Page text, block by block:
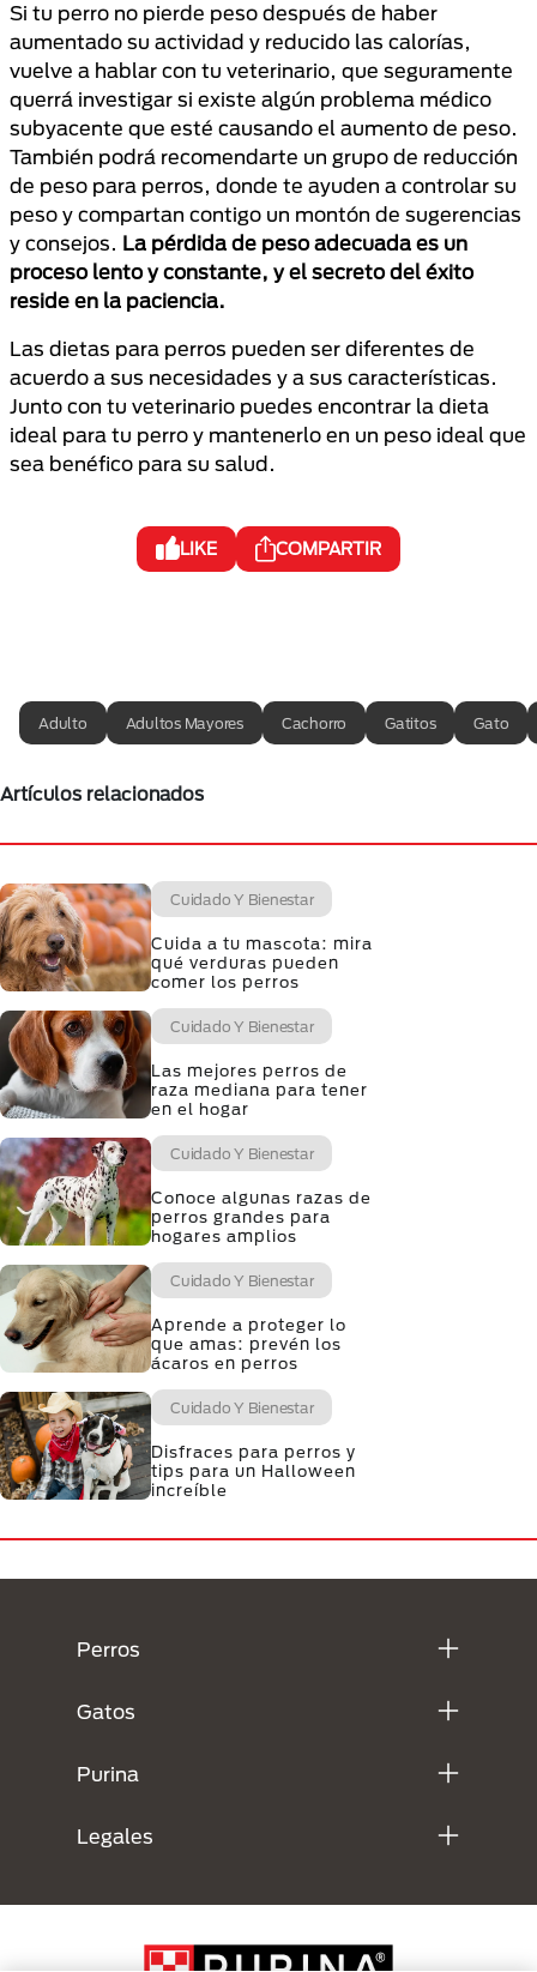
Si tu perro no pierde peso después de haber
aumentado su actividad y reducido las calorías,
vuelve a hablar con tu veterinario, que seguramente
querrá investigar si existe algún problema médico
subyacente que esté causando el aumento de peso.
También podrá recomendarte un grupo de reducción
de peso para perros, donde te ayuden a controlar su
peso y compartan contigo un montón de sugerencias
y consejos. La pérdida de peso adecuada es un
proceso lento y constante, y el secreto del éxito
reside en la paciencia.
Las dietas para perros pueden ser diferentes de
acuerdo a sus necesidades y a sus características.
Junto con tu veterinario puedes encontrar la dieta
ideal para tu perro y mantenerlo en un peso ideal que
sea benéfico para su salud.
LIKE COMPARTIR
Adulto Adultos Mayores Cachorro Gatitos Gato
Artículos relacionados
Cuidado Y Bienestar
Cuida a tu mascota: mira
qué verduras pueden
comer los perros
Cuidado Y Bienestar
Las mejores perros de
raza mediana para tener
en el hogar
Cuidado Y Bienestar
Conoce algunas razas de
perros grandes para
hogares amplios
Cuidado Y Bienestar
Aprende a proteger lo
que amas: prevén los
ácaros en perros
Cuidado Y Bienestar
Disfraces para perros y
tips para un Halloween
increíble
Perros
Gatos
Purina
Legales